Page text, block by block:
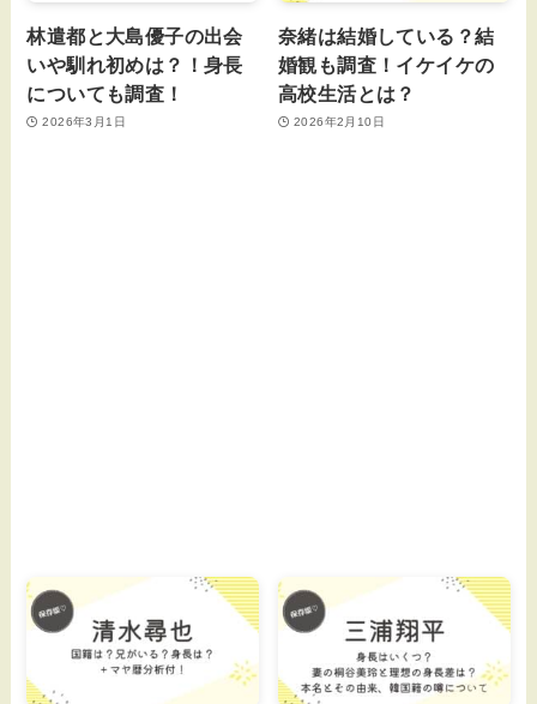
林遣都と大島優子の出会
いや馴れ初めは？！身長
についても調査！
2026年3月1日
奈緒は結婚している？結
婚観も調査！イケイケの
高校生活とは？
2026年2月10日